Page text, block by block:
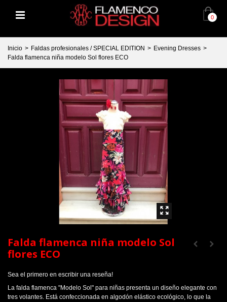
0
Inicio > Faldas profesionales / SPECIAL EDITION > Evening Dresses >
Falda flamenca niña modelo Sol flores ECO
Falda flamenca niña modelo Sol
flores ECO
Sea el primero en escribir una reseña!
La falda flamenca "Modelo Sol" para niñas presenta un diseño elegante con
tres volantes. Está confeccionada en algodón elástico ecológico, lo que la